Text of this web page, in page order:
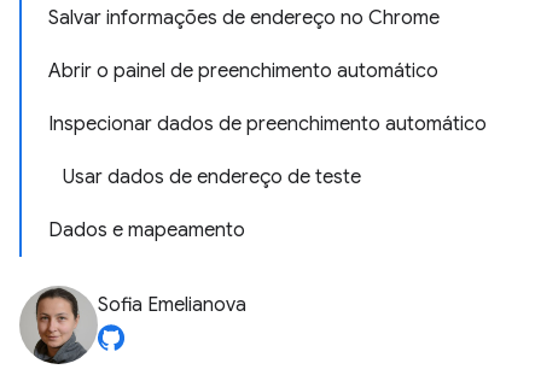
Salvar informações de endereço no Chrome
Abrir o painel de preenchimento automático
Inspecionar dados de preenchimento automático
Usar dados de endereço de teste
Dados e mapeamento
Sofia Emelianova